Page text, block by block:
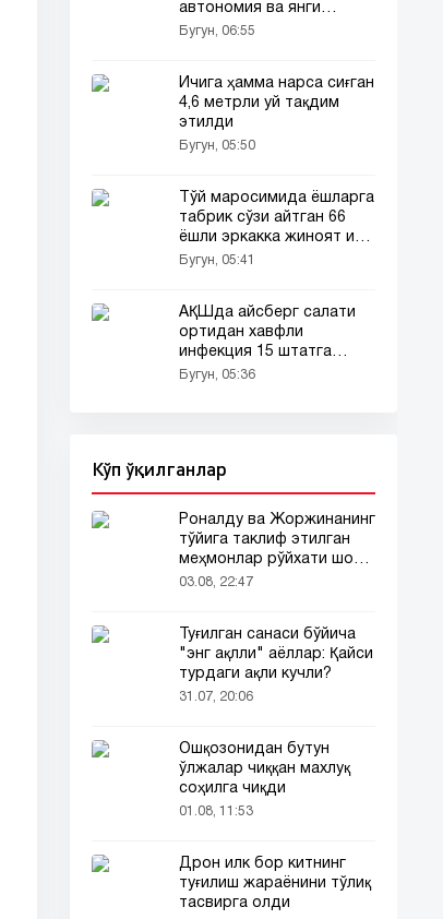
автономия ва янги
функциялар
Бугун, 06:55
Ичига ҳамма нарса сиғган
4,6 метрли уй тақдим
этилди
Бугун, 05:50
Тўй маросимида ёшларга
табрик сўзи айтган 66
ёшли эркакка жиноят иши
очилди
Бугун, 05:41
АҚШда айсберг салати
ортидан хавфли
инфекция 15 штатга
ёйилди!
Бугун, 05:36
Кўп ўқилганлар
Роналду ва Жоржинанинг
тўйига таклиф этилган
меҳмонлар рўйхати шов-
шувда
03.08, 22:47
Туғилган санаси бўйича
"энг ақлли" аёллар: Қайси
турдаги ақли кучли?
31.07, 20:06
Ошқозонидан бутун
ўлжалар чиққан махлуқ
соҳилга чиқди
01.08, 11:53
Дрон илк бор китнинг
туғилиш жараёнини тўлиқ
тасвирга олди